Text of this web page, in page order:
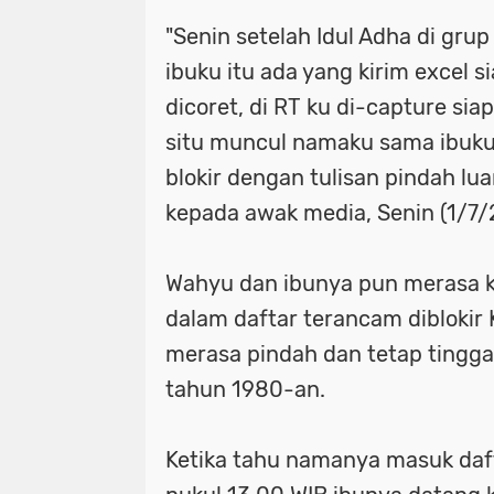
Motret Warga di Ruang Publik Harus
Pelaku Pembacokan Berhasil
Perkuat Ketahanan Pangan Menuju
Polres Pelabuhan Tanjung Perak
Polres Pelabuhan Tanjung Perak
Polsek Kenjeran Ungkap Kasus
Polsek Pabean Cantikan Ungkap
Program Walikota Surabaya Eri
mayoritas etle meluap hingga
motor sempat diduga melaju
ojol gelar demo digedung dpr
perkuat ketahanan pangan
polres pelabuhan tanjung perak
polri tetapkan tiga tersangka
polsek kenjeran ungkap kasus
polsek pabean cantikan ungkap
program walikota surabaya eri
"Senin setelah Idul Adha di
ibuku itu ada yang kirim excel
dicoret, di RT ku di-capture
situ muncul namaku sama
blokir dengan tulisan pindah
kepada awak media, Senin (1/
Wahyu dan ibunya pun merasa
dalam daftar terancam diblokir
merasa pindah dan tetap
tahun 1980-an.
Ketika tahu namanya masuk